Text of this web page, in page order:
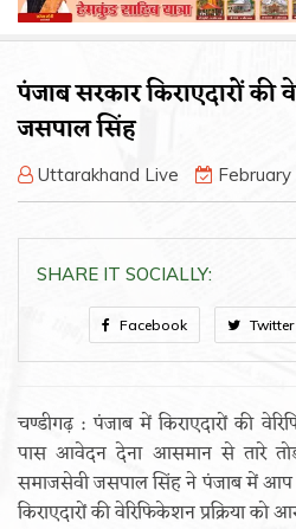
पंजाब सरकार किराएदारों
जसपाल सिंह
Uttarakhand Live
SHARE IT SOCIALLY:
Facebook Twitter
चण्डीगढ़ : पंजाब में किराएदारों की
पास आवेदन देना आसमान से तारे
समाजसेवी जसपाल सिंह ने पंजाब में आप
किराएदारों की वेरिफिकेशन प्रक्रिया को